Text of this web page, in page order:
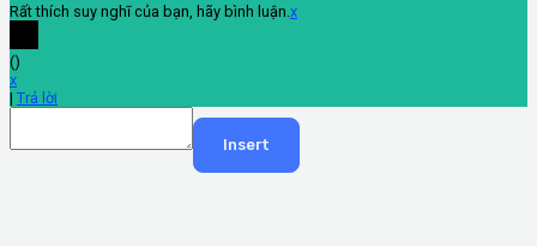
Rất thích suy nghĩ của bạn, hãy bình luận. x
()
x
| Trả lời
Insert